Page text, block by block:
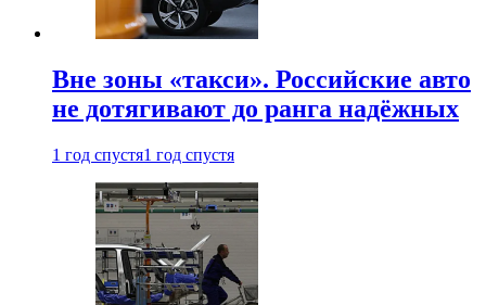
Вне зоны «такси». Российские авто
не дотягивают до ранга надёжных
1 год спустя1 год спустя